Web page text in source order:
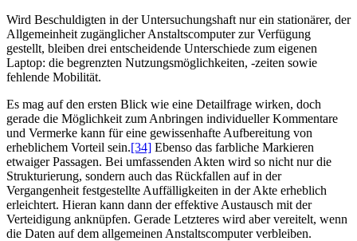
Wird Beschuldigten in der Untersuchungshaft nur ein stationärer, der
Allgemeinheit zugänglicher Anstaltscomputer zur Verfügung
gestellt, bleiben drei entscheidende Unterschiede zum eigenen
Laptop: die begrenzten Nutzungsmöglichkeiten, -zeiten sowie
fehlende Mobilität.
Es mag auf den ersten Blick wie eine Detailfrage wirken, doch
gerade die Möglichkeit zum Anbringen individueller Kommentare
und Vermerke kann für eine gewissenhafte Aufbereitung von
erheblichem Vorteil sein.[34] Ebenso das farbliche Markieren
etwaiger Passagen. Bei umfassenden Akten wird so nicht nur die
Strukturierung, sondern auch das Rückfallen auf in der
Vergangenheit festgestellte Auffälligkeiten in der Akte erheblich
erleichtert. Hieran kann dann der effektive Austausch mit der
Verteidigung anknüpfen. Gerade Letzteres wird aber vereitelt, wenn
die Daten auf dem allgemeinen Anstaltscomputer verbleiben.